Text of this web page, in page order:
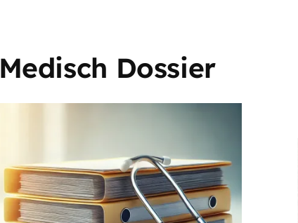
Medisch Dossier